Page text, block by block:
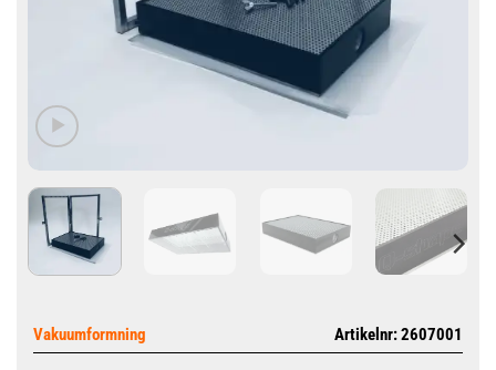
Vakuumformning Artikelnr: 2607001